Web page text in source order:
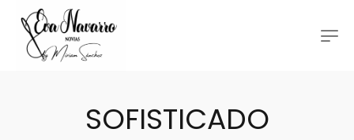
SOFISTICADO